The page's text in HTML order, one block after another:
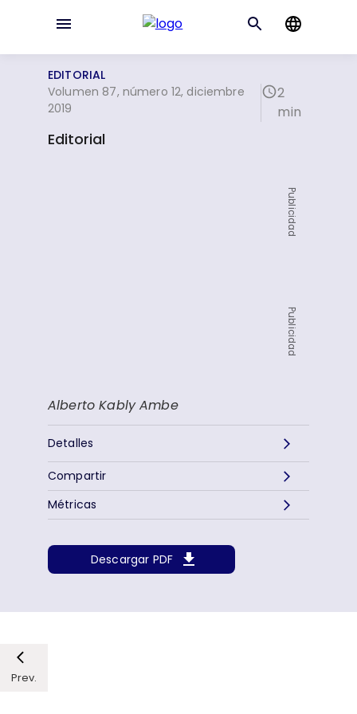
EDITORIAL
Volumen 87, número 12, diciembre
2019
2
min
Editorial
Publicidad
Publicidad
Alberto Kably Ambe
Detalles
Descargar PDF
Métricas
Compartir
Prev.